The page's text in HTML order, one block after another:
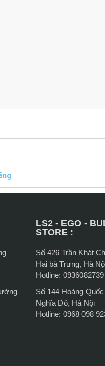
LS2 - EGO -
STORE :
Số 426 Trần Khát
Hai bà Trưng, Hà
Hotline: 0936082739
Số 144 Hoàng
Nghĩa Đô, Hà Nội
Hotline: 0968 098